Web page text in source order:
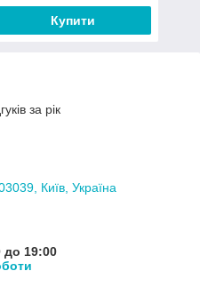
Купити
за рік
Київ, Україна
до 19:00